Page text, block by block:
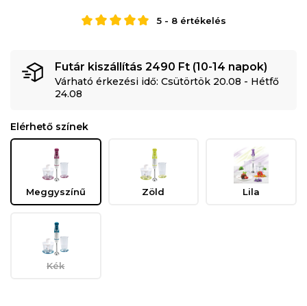
5- 8értékelés
Futár kiszállítás 2490 Ft (10-14 napok)
Várható érkezési idő: Csütörtök 20.08 - Hétfő
24.08
Elérhető színek
Meggyszínű Zöld Lila
Kék